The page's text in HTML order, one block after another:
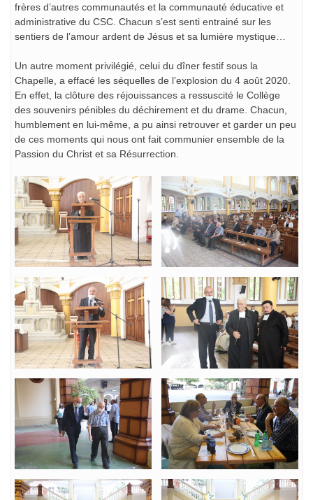
frères d’autres communautés et la communauté éducative et
administrative du CSC. Chacun s’est senti entrainé sur les
sentiers de l’amour ardent de Jésus et sa lumière mystique…
Un autre moment privilégié, celui du dîner festif sous la
Chapelle, a effacé les séquelles de l’explosion du 4 août 2020.
En effet, la clôture des réjouissances a ressuscité le Collège
des souvenirs pénibles du déchirement et du drame. Chacun,
humblement en lui-même, a pu ainsi retrouver et garder un peu
de ces moments qui nous ont fait communier ensemble de la
Passion du Christ et sa Résurrection.